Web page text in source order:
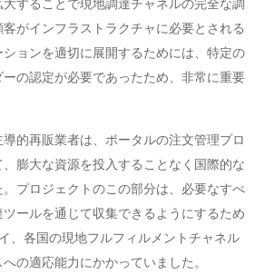
することで現地調達チャネルの完全な調
がインフラストラクチャに必要とされる
ョンを適切に展開するためには、特定の
の認定が必要であったため、非常に重要
的再販業者は、ポータルの注文管理プロ
膨大な資源を投入することなく国際的な
プロジェクトのこの部分は、必要なすべ
ールを通じて収集できるようにするため
、各国の現地フルフィルメントチャネル
の適応能力にかかっていました。